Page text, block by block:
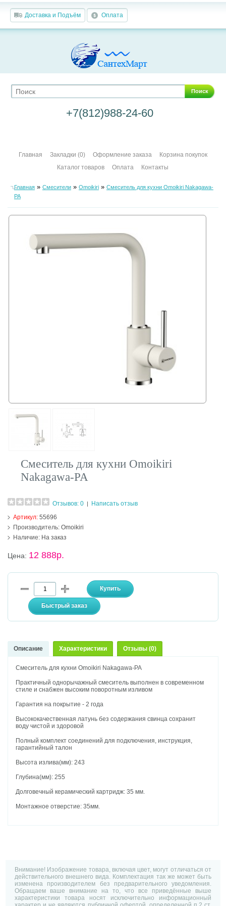
Доставка и Подъём Оплата
Поиск
+7(812)988-24-60
Главная Закладки (0) Оформление заказа
Корзина покупок
Каталог товаров
Оплата Контакты
Главная» Смесители» Omoikiri» Смеситель для кухни Omoikiri Nakagawa-
PA
Смеситель для кухни Omoikiri
Nakagawa-PA
Отзывов: 0
Написать отзыв
Артикул:55696
Производитель: Omoikiri
Наличие: На заказ
Цена: 12 888р.
Описание Характеристики Отзывы (0)
Смеситель для кухни Omoikiri Nakagawa-PA
Практичный однорычажный смеситель выполнен в современном
стиле и снабжен высоким поворотным изливом
Гарантия на покрытие - 2 года
Высококачественная латунь без содержания свинца сохранит
воду чистой и здоровой
Полный комплект соединений для подключения, инструкция,
гарантийный талон
Высота излива(мм): 243
Глубина(мм): 255
Долговечный керамический картридж: 35 мм.
Монтажное отверстие: 35мм.
Внимание! Изображение товара, включая цвет, могут отличаться от
действительного внешнего вида. Комплектация так же может быть
изменена производителем без предварительного уведомления.
Обращаем ваше внимание на то, что все приведённые выше
характеристики товара носят исключительно информационный